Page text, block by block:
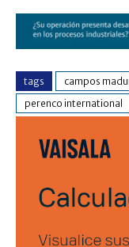
tags campos
perenco international